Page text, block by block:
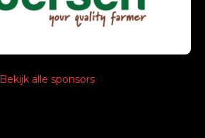
Bekijk alle sponsors